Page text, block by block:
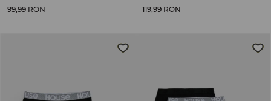
99,99 RON
119,99 RON